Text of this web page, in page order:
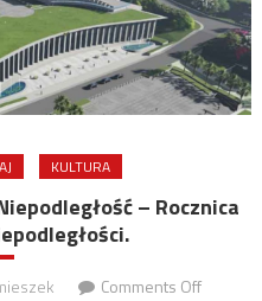
KULTURA
– Rocznica
Comments Offon